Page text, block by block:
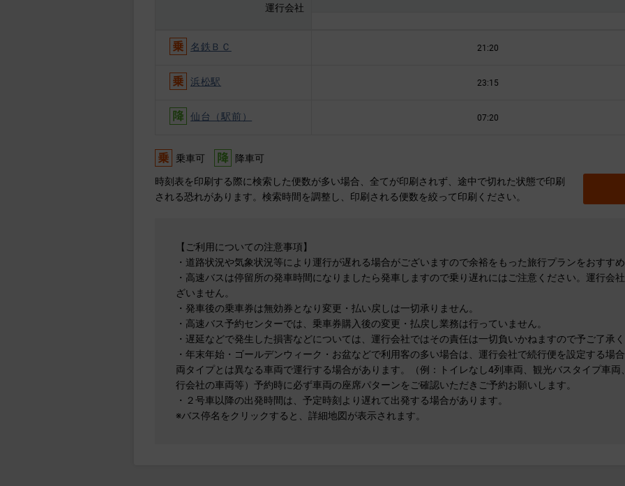
運行会社
名鉄ＢＣ
浜松駅
仙台（駅前）
21:20
23:15
07:20
乗車可
降車可
時刻表を印刷する際に検索した便数が多い場合、全てが印刷されず、途中で切れた状態で印刷
される恐れがあります。検索時間を調整し、印刷される便数を絞って印刷ください。
【ご利用についての注意事項】
・道路状況や気象状況等により運行が遅れる場合がございますので余裕をもった旅行プランをおすす
・高速バスは停留所の発車時間になりましたら発車しますので乗り遅れにはご注意ください。運行会
ざいません。
・発車後の乗車券は無効券となり変更・払い戻しは一切承りません。
・高速バス予約センターでは、乗車券購入後の変更・払戻し業務は行っていません。
・遅延などで発生した損害などについては、運行会社ではその責任は一切負いかねますので予ご了承
・年末年始・ゴールデンウィーク・お盆などで利用客の多い場合は、運行会社で続行便を設定する場
両タイプとは異なる車両で運行する場合があります。（例：トイレなし4列車両、観光バスタイプ車
行会社の車両等）予約時に必ず車両の座席パターンをご確認いただきご予約お願いします。
・２号車以降の出発時間は、予定時刻より遅れて出発する場合があります。
※バス停名をクリックすると、詳細地図が表示されます。